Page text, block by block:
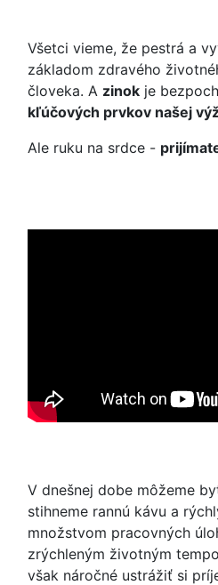
Všetci vieme, že pestrá a
základom zdravého
človeka. A zinok je
kľúčových prvkov našej
Ale ruku na srdce -
V dnešnej dobe môžeme
stihneme rannú kávu a
množstvom pracovných
zrýchleným životným
však náročné ustrážiť si